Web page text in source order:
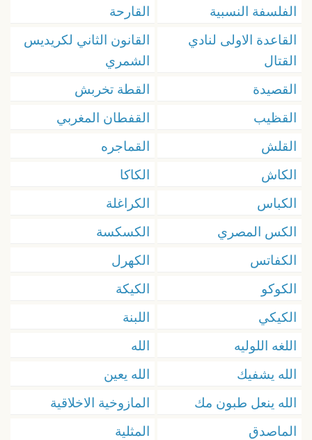
الفلسفة النسبية
القارحة
القاعدة الاولى لنادي
القتال
القانون الثاني لكريديس
الشمري
القصيدة
القطة تخربش
القظيب
القفطان المغربي
القلش
القماجره
الكاش
الكاكا
الكباس
الكراغلة
الكس المصري
الكسكسة
الكفاتس
الكهرل
الكوكو
الكيكة
الكيكي
اللبنة
اللغه اللوليه
الله
الله يشفيك
الله يعين
الله ينعل طبون مك
المازوخية الاخلاقية
الماصدق
المثلية